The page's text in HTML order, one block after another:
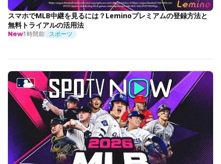
スマホでMLB中継を見るには？Leminoプレミアムの登録方法と
無料トライアルの活用法
New1時間前 スポーツ